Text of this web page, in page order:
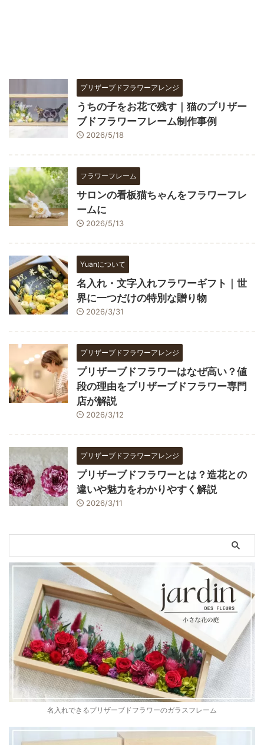
プリザーブドフラワーアレンジ
うちの子をお花で残す｜猫のプリザー
ブドフラワーフレーム制作事例
2026/5/18
フラワーフレーム
サロンの看板猫ちゃんをフラワーフレ
ームに
2026/5/13
Yuanについて
名入れ・文字入れフラワーギフト｜世
界に一つだけの特別な贈り物
2026/3/31
プリザーブドフラワーアレンジ
プリザーブドフラワーはなぜ高い？値
段の理由をプリザーブドフラワー専門
店が解説
2026/3/12
プリザーブドフラワーアレンジ
プリザーブドフラワーとは？造花との
違いや魅力をわかりやすく解説
2026/3/11
名入れできるプリザーブドフラワーのガラスフレーム